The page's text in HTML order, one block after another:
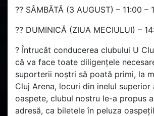
?? SÂMBĂTĂ (3 AUGUST) – 11:00 –
?? DUMINICĂ (ZIUA MECIULUI) –
? Întrucât conducerea clubului U
că va face toate diligențele
suporterii noștri să poată primi, la
Cluj Arena, locuri din inelul superior
oaspete, clubul nostru le-a propus
adresă, ca biletele în peluza